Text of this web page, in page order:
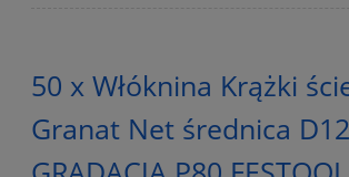
50 x Włóknina Krążki
Granat Net średnica